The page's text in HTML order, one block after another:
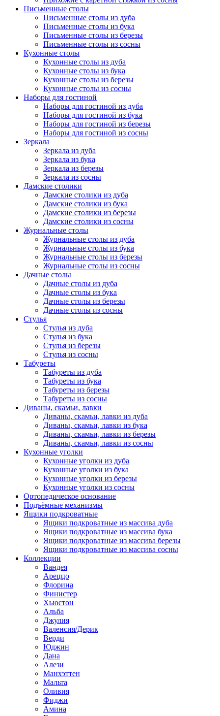
Письменные столы
Письменные столы из дуба
Письменные столы из бука
Письменные столы из березы
Письменные столы из сосны
Кухонные столы
Кухонные столы из дуба
Кухонные столы из бука
Кухонные столы из березы
Кухонные столы из сосны
Наборы для гостиной
Наборы для гостиной из дуба
Наборы для гостиной из бука
Наборы для гостиной из березы
Наборы для гостиной из сосны
Зеркала
Зеркала из дуба
Зеркала из бука
Зеркала из березы
Зеркала из сосны
Дамские столики
Дамские столики из дуба
Дамские столики из бука
Дамские столики из березы
Дамские столики из сосны
Журнальные столы
Журнальные столы из дуба
Журнальные столы из бука
Журнальные столы из березы
Журнальные столы из сосны
Дачные столы
Дачные столы из дуба
Дачные столы из бука
Дачные столы из березы
Дачные столы из сосны
Стулья
Стулья из дуба
Стулья из бука
Стулья из березы
Стулья из сосны
Табуреты
Табуреты из дуба
Табуреты из бука
Табуреты из березы
Табуреты из сосны
Диваны, скамьи, лавки
Диваны, скамьи, лавки из дуба
Диваны, скамьи, лавки из бука
Диваны, скамьи, лавки из березы
Диваны, скамьи, лавки из сосны
Кухонные уголки
Кухонные уголки из дуба
Кухонные уголки из бука
Кухонные уголки из березы
Кухонные уголки из сосны
Ортопедическое основание
Подъёмные механизмы
Ящики подкроватные
Ящики подкроватные из массива дуба
Ящики подкроватные из массива бука
Ящики подкроватные из массива березы
Ящики подкроватные из массива сосны
Коллекции
Вандея
Ареццо
Флорина
Финистер
Хьюстон
Альба
Джулия
Валенсия/Дерик
Верди
Юджин
Дана
Алези
Манхэттен
Мальта
Оливия
Фиджи
Амина